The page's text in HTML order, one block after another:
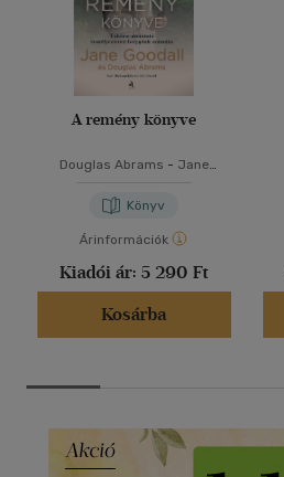
A remény könyve
Douglas Abrams - Jane
Könyv
Árinformációk
Kiadói ár: 5 290 Ft
Kosárba